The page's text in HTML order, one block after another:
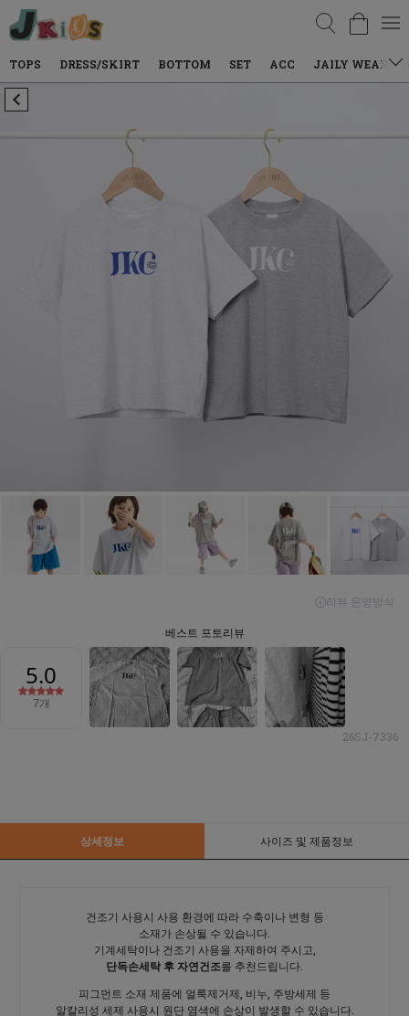
검색
DRESS/SKIRT BOTTOM SET ACC JAILY WEAR DENIM
26SJ-7336
상세정보 사이즈 및 제품정보
건조기 사용시 사용 환경에 따라 수축이나 변형 등
소재가 손상될 수 있습니다.
기계세탁이나 건조기 사용을 자제하여 주시고,
단독손세탁 후 자연건조를 추천드립니다.
피그먼트 소재 제품에 얼룩제거제, 비누, 주방세제 등
알칼리성 세제 사용시 원단 염색에 손상이 발생할 수 있습니다.